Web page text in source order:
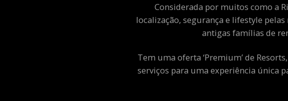
Considerada por muitos como a
localização, segurança e lifestyle
antigas famílias de
Tem uma oferta ‘Premium’ de
serviços para uma experiência única